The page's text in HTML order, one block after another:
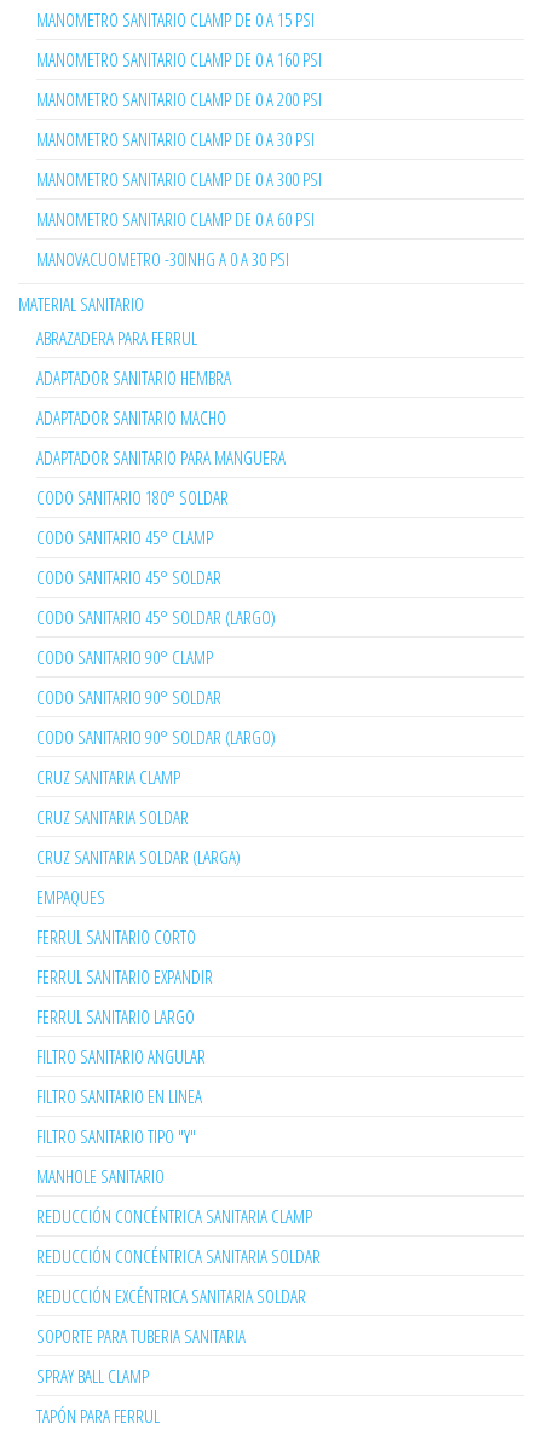
MANOMETRO SANITARIO CLAMP DE 0 A 15 PSI
MANOMETRO SANITARIO CLAMP DE 0 A 160 PSI
MANOMETRO SANITARIO CLAMP DE 0 A 200 PSI
MANOMETRO SANITARIO CLAMP DE 0 A 30 PSI
MANOMETRO SANITARIO CLAMP DE 0 A 300 PSI
MANOMETRO SANITARIO CLAMP DE 0 A 60 PSI
MANOVACUOMETRO -30INHG A 0 A 30 PSI
MATERIAL SANITARIO
ABRAZADERA PARA FERRUL
ADAPTADOR SANITARIO HEMBRA
ADAPTADOR SANITARIO MACHO
ADAPTADOR SANITARIO PARA MANGUERA
CODO SANITARIO 180° SOLDAR
CODO SANITARIO 45° CLAMP
CODO SANITARIO 45° SOLDAR
CODO SANITARIO 45° SOLDAR (LARGO)
CODO SANITARIO 90° CLAMP
CODO SANITARIO 90° SOLDAR
CODO SANITARIO 90° SOLDAR (LARGO)
CRUZ SANITARIA CLAMP
CRUZ SANITARIA SOLDAR
CRUZ SANITARIA SOLDAR (LARGA)
EMPAQUES
FERRUL SANITARIO CORTO
FERRUL SANITARIO EXPANDIR
FERRUL SANITARIO LARGO
FILTRO SANITARIO ANGULAR
FILTRO SANITARIO EN LINEA
FILTRO SANITARIO TIPO "Y"
MANHOLE SANITARIO
REDUCCIÓN CONCÉNTRICA SANITARIA CLAMP
REDUCCIÓN CONCÉNTRICA SANITARIA SOLDAR
REDUCCIÓN EXCÉNTRICA SANITARIA SOLDAR
SOPORTE PARA TUBERIA SANITARIA
SPRAY BALL CLAMP
TAPÓN PARA FERRUL